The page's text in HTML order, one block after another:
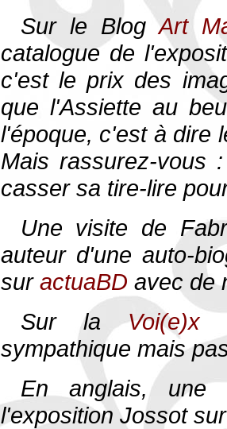
Sur le BlogArt
catalogue de
c'est le prix des
que l'Assiette au
l'époque, c'est à dire
Mais rassurez-vous
casser sa tire-lire
Une visite de
auteur d'une auto-
sur actuaBD avec de
Sur la
sympathique mais
En anglais, une
l'exposition Jossot